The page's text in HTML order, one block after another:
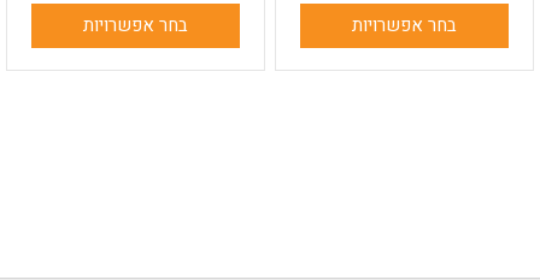
בחר אפשרויות בחר אפשרויות